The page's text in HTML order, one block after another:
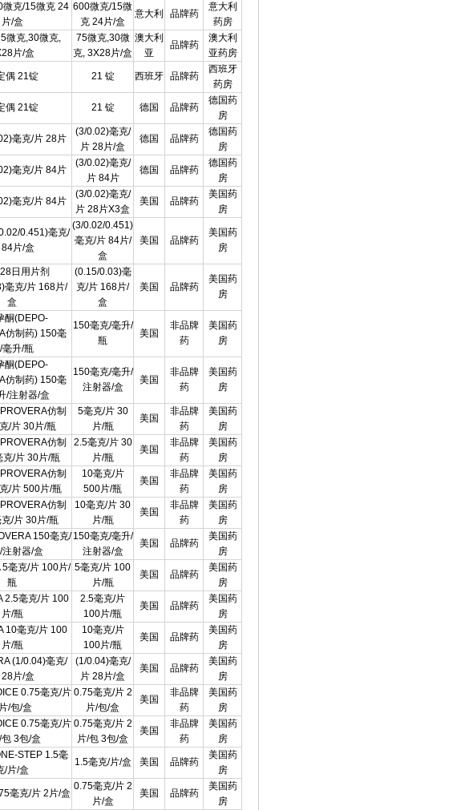
微克/15微克 24
片/盒
600微克/15微
克 24片/盒
意大利 品牌药
意大利
药房
微克,30微克,
片/盒
75微克,30微
克, 3X28片/盒
澳大利
亚
品牌药
澳大利
亚药房
偶 21锭 21 锭 西班牙 品牌药
西班牙
药房
偶 21锭 21 锭 德国 品牌药
德国药
房
毫克/片 28片
(3/0.02)毫克/
片 28片/盒
德国 品牌药
德国药
房
毫克/片 84片
(3/0.02)毫克/
片 84片
德国 品牌药
德国药
房
毫克/片 84片
(3/0.02)毫克/
片 28片X3盒
美国 品牌药
美国药
房
0.451)毫克/
84片/盒
(3/0.02/0.451)
毫克/片 84片/
盒
美国 品牌药
美国药
房
日用片剂
毫克/片 168片/
盒
(0.15/0.03)毫
克/片 168片/
盒
美国 品牌药
美国药
房
酮(DEPO-
仿制药) 150毫
毫升/瓶
150毫克/毫升/
瓶
美国
非品牌
药
美国药
房
酮(DEPO-
仿制药) 150毫
/注射器/盒
150毫克/毫升/
注射器/盒
美国
非品牌
药
美国药
房
仿制
/片 30片/瓶
5毫克/片 30
片/瓶
美国
非品牌
药
美国药
房
仿制
克/片 30片/瓶
2.5毫克/片 30
片/瓶
美国
非品牌
药
美国药
房
仿制
/片 500片/瓶
10毫克/片
500片/瓶
美国
非品牌
药
美国药
房
仿制
/片 30片/瓶
10毫克/片 30
片/瓶
美国
非品牌
药
美国药
房
150毫克/
注射器/盒
150毫克/毫升/
注射器/盒
美国 品牌药
美国药
房
5毫克/片 100片/
瓶
5毫克/片 100
片/瓶
美国 品牌药
美国药
房
2.5毫克/片 100
片/瓶
2.5毫克/片
100片/瓶
美国 品牌药
美国药
房
10毫克/片 100
片/瓶
10毫克/片
100片/瓶
美国 品牌药
美国药
房
(1/0.04)毫克/
28片/盒
(1/0.04)毫克/
片 28片/盒
美国 品牌药
美国药
房
0.75毫克/片
/包/盒
0.75毫克/片 2
片/包/盒
美国
非品牌
药
美国药
房
0.75毫克/片
3包/盒
0.75毫克/片 2
片/包 3包/盒
美国
非品牌
药
美国药
房
STEP 1.5毫
/片/盒
1.5毫克/片/盒 美国 品牌药
美国药
房
毫克/片 2片/盒
0.75毫克/片 2
片/盒
美国 品牌药
美国药
房